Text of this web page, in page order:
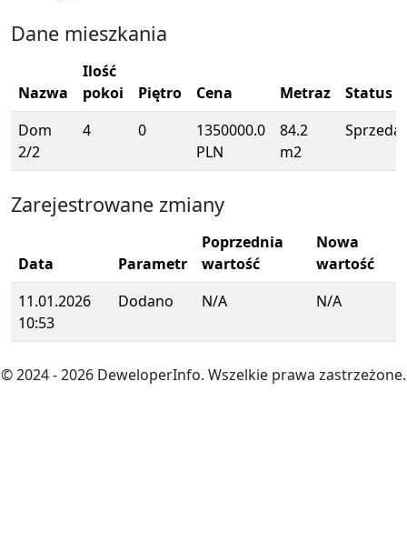
Dane mieszkania
Nazwa
Ilość
pokoi
Piętro Cena Metraz
Status
Dom
2/2
4 0
1350000.0
PLN
84.2
m2
Zarejestrowane zmiany
Data Parametr
Poprzednia
wartość
Nowa
wartość
11.01.2026
10:53
Dodano N/A N/A
© 2024- 2026 DeweloperInfo. Wszelkie prawa zastrzeżone.